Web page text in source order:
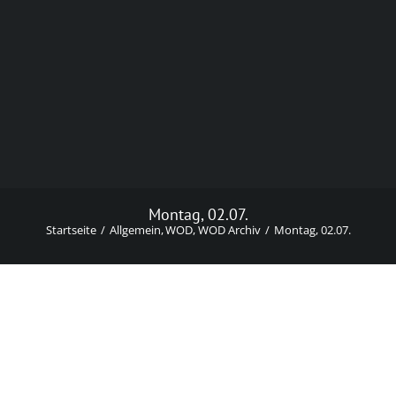
Montag, 02.07.
Startseite Allgemein WOD WOD Archiv Montag, 02.07.